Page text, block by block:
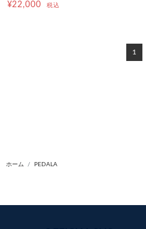
¥22,000 税込
1
ホーム PEDALA